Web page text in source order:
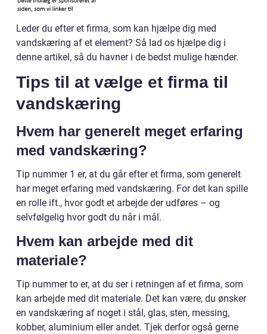
Leder du efter et firma, som kan hjælpe dig med
vandskæring af et element? Så lad os hjælpe dig i
denne artikel, så du havner i de bedst mulige hænder.
Tips til at vælge et firma til
vandskæring
Hvem har generelt meget erfaring
med vandskæring?
Tip nummer 1 er, at du går efter et firma, som generelt
har meget erfaring med vandskæring. For det kan spille
en rolle ift., hvor godt et arbejde der udføres – og
selvfølgelig hvor godt du når i mål.
Hvem kan arbejde med dit
materiale?
Tip nummer to er, at du ser i retningen af et firma, som
kan arbejde med dit materiale. Det kan være, du ønsker
en vandskæring af noget i stål, glas, sten, messing,
kobber, aluminium eller andet. Tjek derfor også gerne